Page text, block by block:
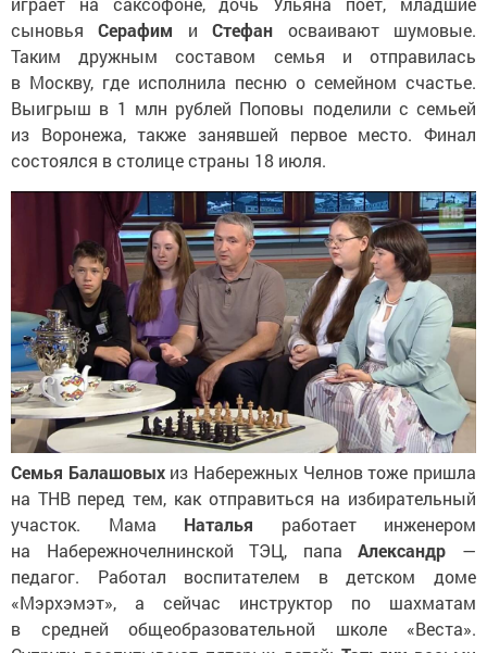
сыновьяСерафим иСтефан осваивают шумовые.
Таким дружным составом семья и отправилась
в Москву, где исполнила песню о семейном счастье.
Выигрыш в 1 млн рублей Поповы поделили с семьей
из Воронежа, также занявшей первое место. Финал
состоялся в столице страны 18 июля.
Семья Балашовых из Набережных Челнов тоже пришла
на ТНВ перед тем, как отправиться на избирательный
участок. Мама Наталья работает инженером
на Набережночелнинской ТЭЦ, папаАлександр —
педагог. Работал воспитателем в детском доме
«Мэрхэмэт», а сейчас инструктор по шахматам
в средней общеобразовательной школе «Веста».